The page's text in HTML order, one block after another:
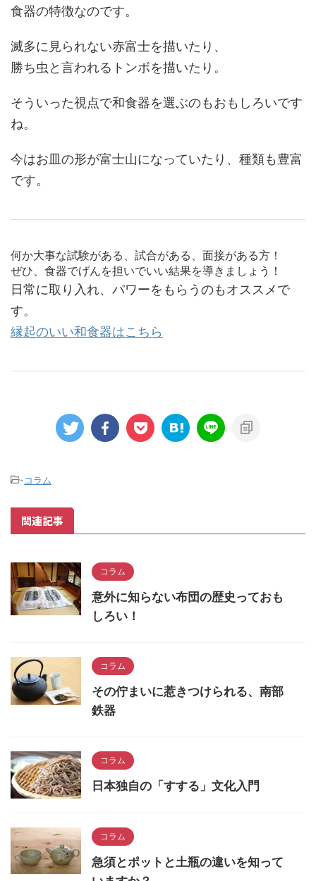
食器の特徴なのです。
滅多に見られない赤富士を描いたり、
勝ち虫と言われるトンボを描いたり。
そういった視点で和食器を選ぶのもおもしろいです
ね。
今はお皿の形が富士山になっていたり、種類も豊富
です。
何か大事な試験がある、試合がある、面接がある方！
ぜひ、食器でげんを担いでいい結果を導きましょう！
日常に取り入れ、パワーをもらうのもオススメで
す。
縁起のいい和食器はこちら
-コラム
関連記事
コラム
意外に知らない布団の歴史っておも
しろい！
コラム
その佇まいに惹きつけられる、南部
鉄器
コラム
日本独自の「すする」文化入門
コラム
急須とポットと土瓶の違いを知って